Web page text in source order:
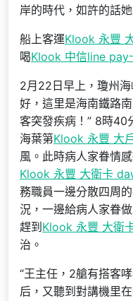
岸的時代，如許的話
船上客運Klook 永豐
喝Klook 中信line pay
2月22日早上，瓊州
好，這里是海南鐵路
客突發疾病！” 8時40
海葉第Klook 永豐 大
風。此時病人家眷情
Klook 永豐 大衛卡
務職員一邊分散四周
況，一邊給病人家眷
趕到 Klook 永豐 大衛
治。
“王主任，2艙有搭客
后，又聽到對講機里